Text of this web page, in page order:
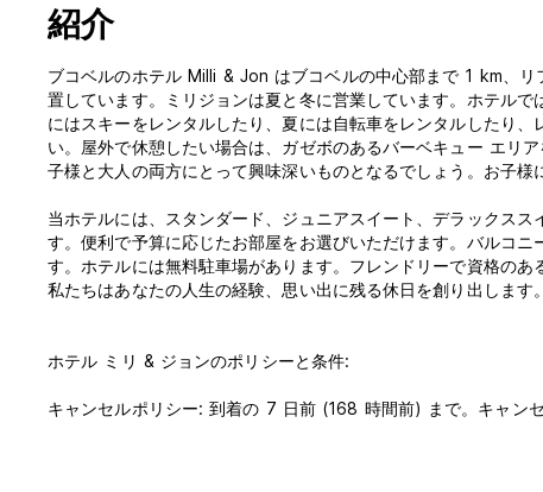
紹介
ブコベルのホテル Milli & Jon はブコベルの中心部まで 1 km、
置しています。ミリジョンは夏と冬に営業しています。ホテル
にはスキーをレンタルしたり、夏には自転車をレンタルしたり
い。屋外で休憩したい場合は、ガゼボのあるバーベキュー エリ
子様と大人の両方にとって興味深いものとなるでしょう。お子様
当ホテルには、スタンダード、ジュニアスイート、デラックス
す。便利で予算に応じたお部屋をお選びいただけます。バルコ
す。ホテルには無料駐車場があります。フレンドリーで資格の
私たちはあなたの人生の経験、思い出に残る休日を創り出します。
ホテル ミリ & ジョンのポリシーと条件:
キャンセルポリシー: 到着の 7 日前 (168 時間前) まで。キャン